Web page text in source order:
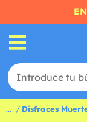
... Disfraces